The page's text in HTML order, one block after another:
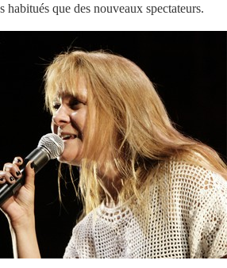
que des nouveaux spectateurs.